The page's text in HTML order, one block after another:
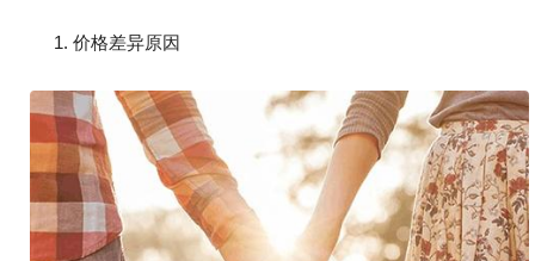
1. 价格差异原因